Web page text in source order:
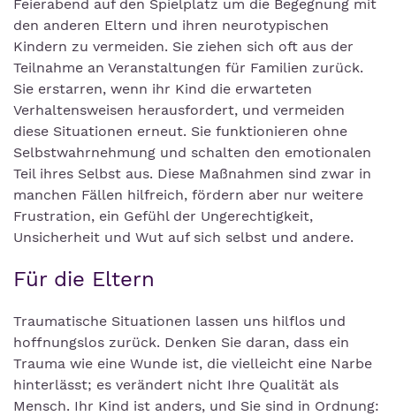
Feierabend auf den Spielplatz um die Begegnung mit
den anderen Eltern und ihren neurotypischen
Kindern zu vermeiden. Sie ziehen sich oft aus der
Teilnahme an Veranstaltungen für Familien zurück.
Sie erstarren, wenn ihr Kind die erwarteten
Verhaltensweisen herausfordert, und vermeiden
diese Situationen erneut. Sie funktionieren ohne
Selbstwahrnehmung und schalten den emotionalen
Teil ihres Selbst aus. Diese Maßnahmen sind zwar in
manchen Fällen hilfreich, fördern aber nur weitere
Frustration, ein Gefühl der Ungerechtigkeit,
Unsicherheit und Wut auf sich selbst und andere.
Für die Eltern
Traumatische Situationen lassen uns hilflos und
hoffnungslos zurück. Denken Sie daran, dass ein
Trauma wie eine Wunde ist, die vielleicht eine Narbe
hinterlässt; es verändert nicht Ihre Qualität als
Mensch. Ihr Kind ist anders, und Sie sind in Ordnung: